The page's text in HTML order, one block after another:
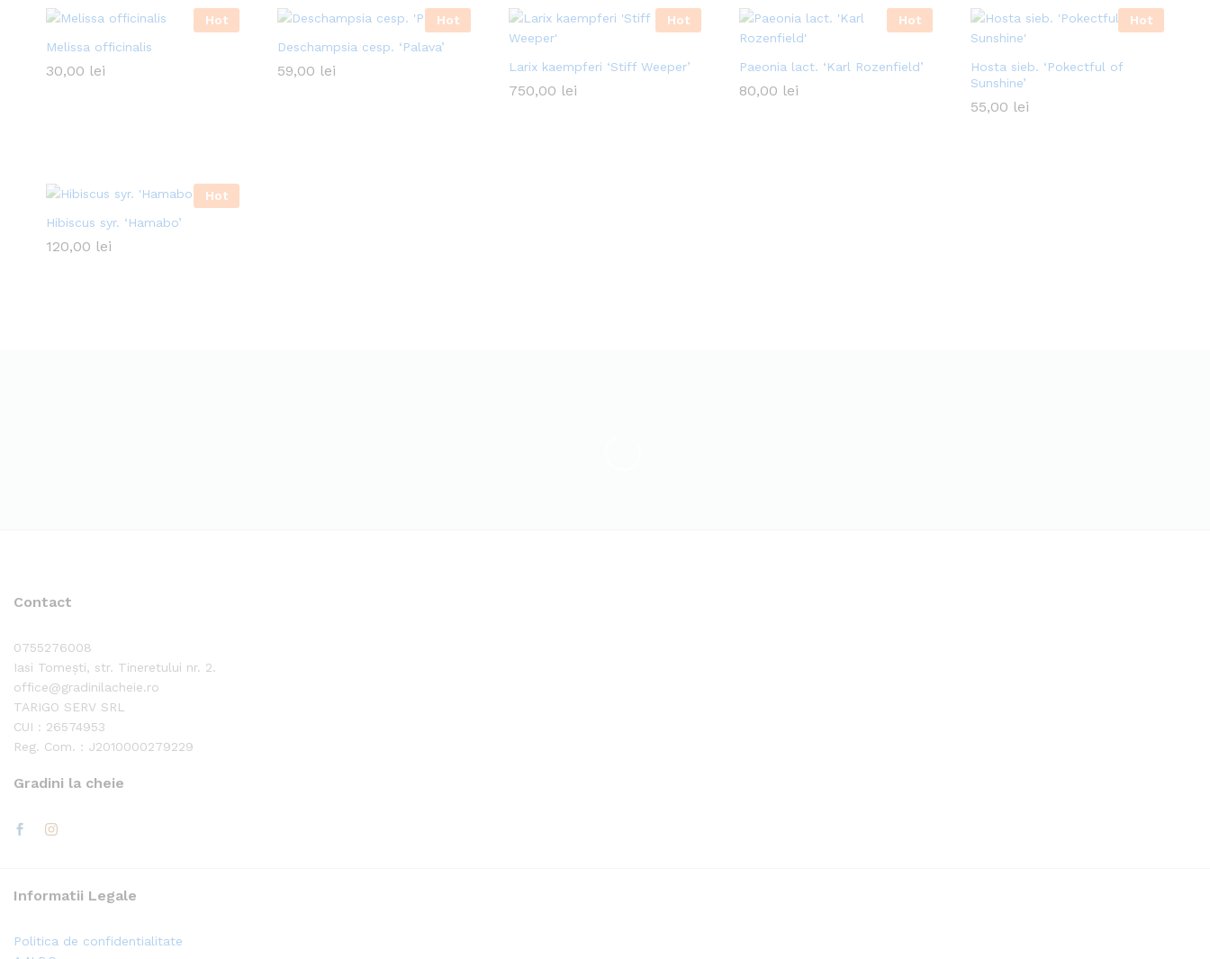
Hot
Melissa officinalis
30,00 lei
Hot
Deschampsia cesp. ‘Palava’
59,00 lei
Hot
Larix kaempferi ‘Stiff Weeper’
750,00 lei
Hot
Paeonia lact. ‘Karl Rozenfield’
80,00 lei
Hot
Hosta sieb. ‘Pokectful of
Sunshine’
55,00 lei
Hot
Hibiscus syr. ‘Hamabo’
120,00 lei
Contact
0755276008
Iasi Tomești, str. Tineretului nr. 2.
office@gradinilacheie.ro
TARIGO SERV SRL
CUI : 26574953
Reg. Com. : J2010000279229
Gradini la cheie
Informatii Legale
Politica de confidentialitate